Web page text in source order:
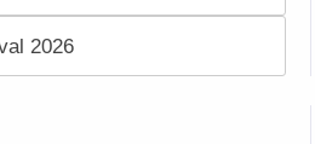
2026